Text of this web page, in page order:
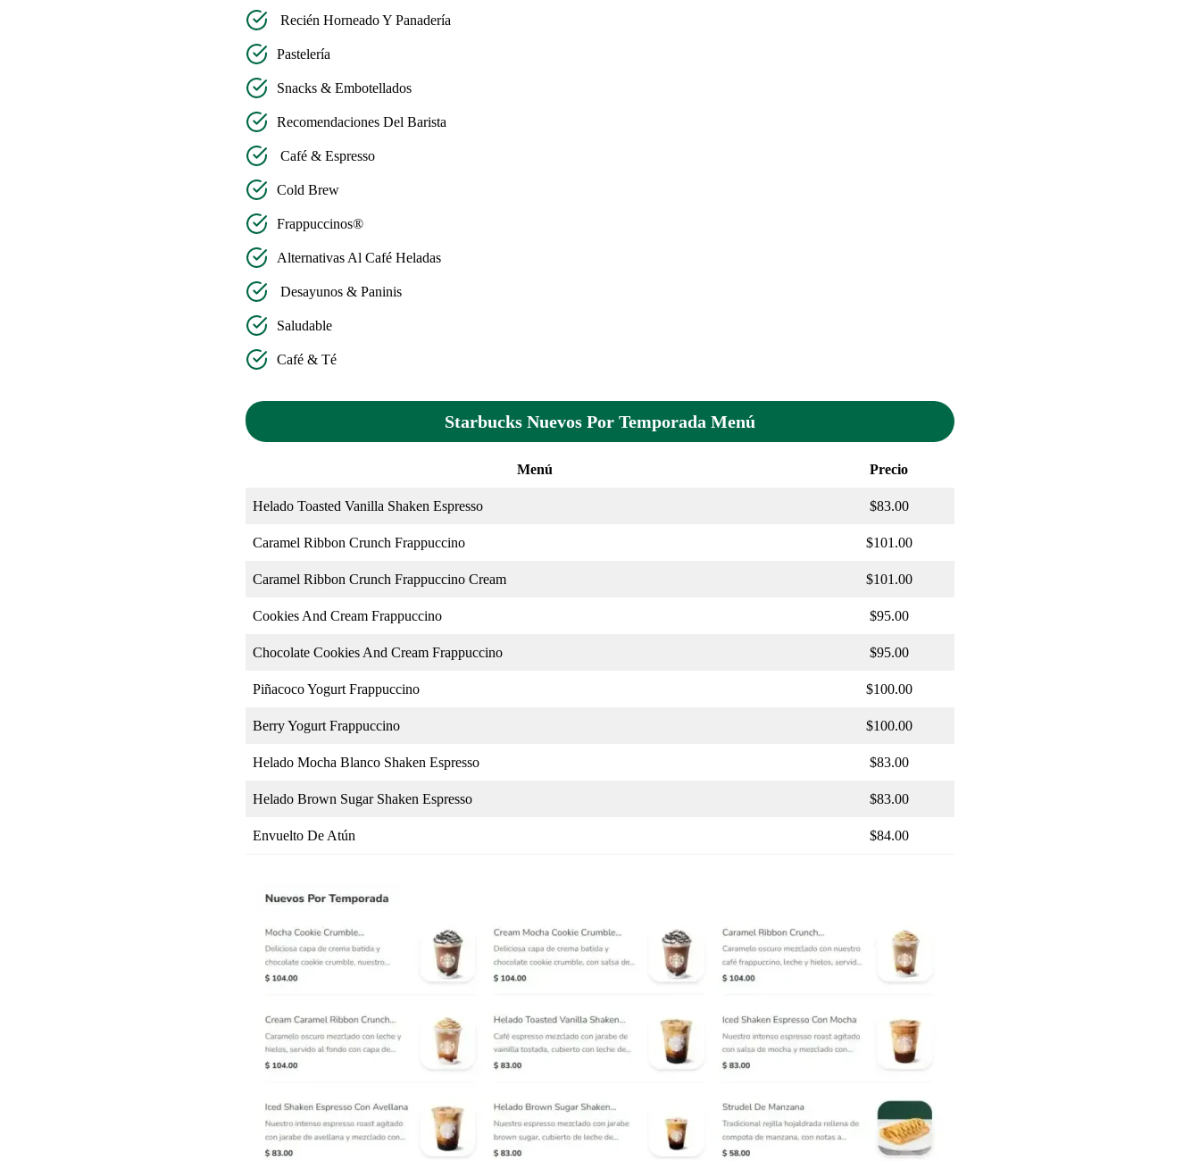
Recién Horneado Y Panadería
Pastelería
Snacks & Embotellados
Recomendaciones Del Barista
Café & Espresso
Cold Brew
Frappuccinos®
Alternativas Al Café Heladas
Desayunos & Paninis
Saludable
Café & Té
Starbucks Nuevos Por Temporada Menú
Menú Precio
Helado Toasted Vanilla Shaken Espresso $83.00
Caramel Ribbon Crunch Frappuccino $101.00
Caramel Ribbon Crunch Frappuccino Cream $101.00
Cookies And Cream Frappuccino $95.00
Chocolate Cookies And Cream Frappuccino $95.00
Piñacoco Yogurt Frappuccino $100.00
Berry Yogurt Frappuccino $100.00
Helado Mocha Blanco Shaken Espresso $83.00
Helado Brown Sugar Shaken Espresso $83.00
Envuelto De Atún $84.00